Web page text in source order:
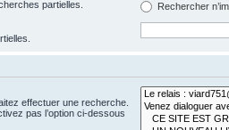
partielles.
Rechercher
effectuer une recherche.
pas l’option ci-dessous